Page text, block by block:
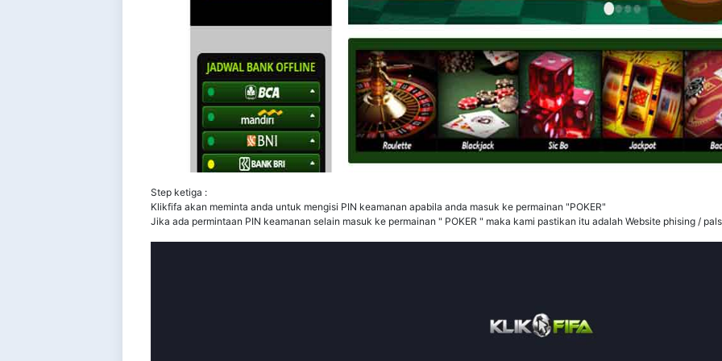
Step ketiga :
Klikfifa akan meminta anda untuk mengisi PIN keamanan apabila anda masuk ke permainan "POKER"
Jika ada permintaan PIN keamanan selain masuk ke permainan " POKER " maka kami pastikan itu adalah Website phising /